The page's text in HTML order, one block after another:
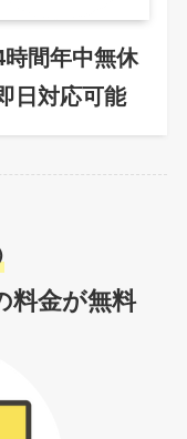
時間年中無休
日対応可能
料金が無料